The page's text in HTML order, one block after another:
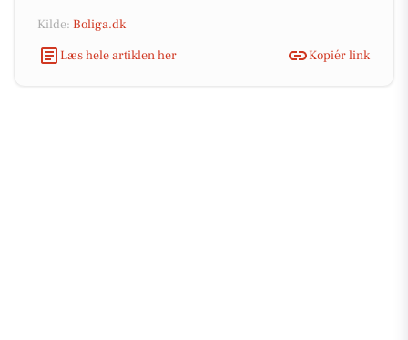
Kilde: Boliga.dk
Læs hele artiklen her
Kopiér link